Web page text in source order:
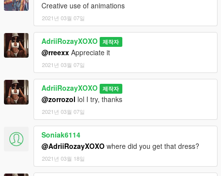
Creative use of animations
2021년 03월 07일
AdriiRozayXOXO 제작자
@rreexx Appreciate it
2021년 03월 07일
AdriiRozayXOXO 제작자
@zorrozol lol I try, thanks
2021년 03월 07일
Soniak6114
@AdriiRozayXOXO where did you get that dress?
2021년 03월 18일